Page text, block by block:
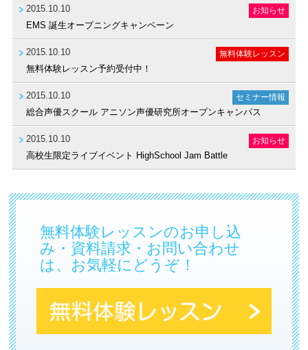
2015.10.10 お知らせ
EMS 誕生オープニングキャンペーン
2015.10.10 無料体験レッスン
無料体験レッスン予約受付中！
2015.10.10 セミナー情報
総合声優スクール アニソン声優研究所オープンキャンパス
2015.10.10 お知らせ
高校生限定ライブイベント HighSchool Jam Battle
無料体験レッスンのお申し込
み・資料請求・お問い合わせ
は、お気軽にどうぞ！